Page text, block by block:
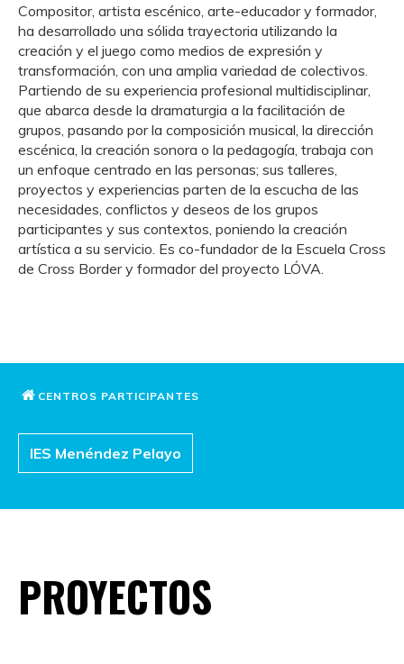
Compositor, artista escénico, arte-educador y formador,
ha desarrollado una sólida trayectoria utilizando la
creación y el juego como medios de expresión y
transformación, con una amplia variedad de colectivos.
Partiendo de su experiencia profesional multidisciplinar,
que abarca desde la dramaturgia a la facilitación de
grupos, pasando por la composición musical, la dirección
escénica, la creación sonora o la pedagogía, trabaja con
un enfoque centrado en las personas; sus talleres,
proyectos y experiencias parten de la escucha de las
necesidades, conflictos y deseos de los grupos
participantes y sus contextos, poniendo la creación
artística a su servicio. Es co-fundador de la Escuela Cross
de Cross Border y formador del proyecto LÓVA.
CENTROS PARTICIPANTES
IES Menéndez Pelayo
PROYECTOS